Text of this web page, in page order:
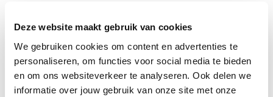
Deze website maakt gebruik van cookies
We gebruiken cookies om content en advertenties te
personaliseren, om functies voor social media te bieden
en om ons websiteverkeer te analyseren. Ook delen we
informatie over jouw gebruik van onze site met onze
van sportief tot creatief; aan alle kinderen is
gedacht tijdens de buitenschoolse opvang in de
vakantie.
Bij Forte Kinderopvang kun je terecht voor: